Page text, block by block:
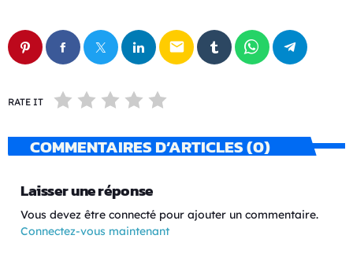
email
RATE IT
COMMENTAIRES D’ARTICLES (0)
Laisser une réponse
Vous devez être connecté pour ajouter un commentaire.
Connectez-vous maintenant